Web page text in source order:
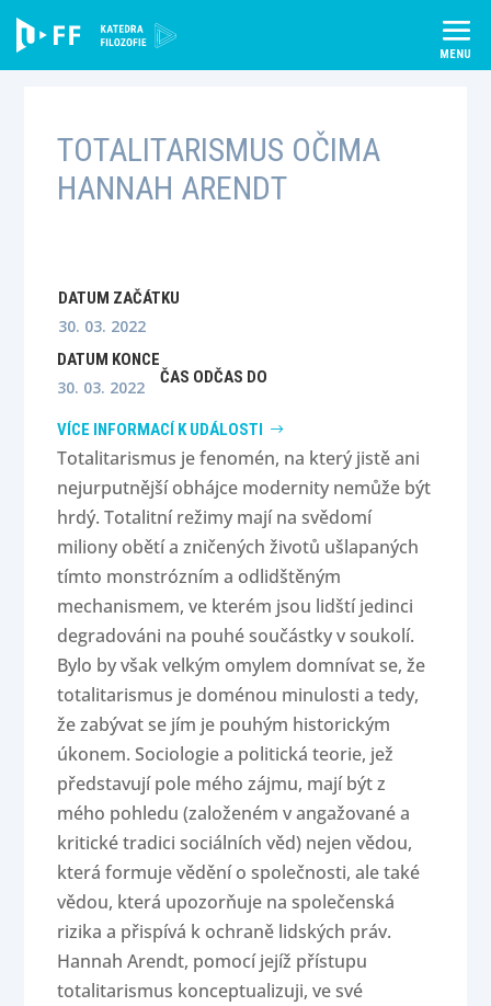
content
TOTALITARISMUS OČIMA
HANNAH ARENDT
DATUM ZAČÁTKU
30. 03. 2022
DATUM KONCE
30. 03. 2022 ČAS ODČAS DO
VÍCE INFORMACÍ K UDÁLOSTI
Totalitarismus je fenomén, na který jistě ani
nejurputnější obhájce modernity nemůže být
hrdý. Totalitní režimy mají na svědomí
miliony obětí a zničených životů ušlapaných
tímto monstrózním a odlidštěným
mechanismem, ve kterém jsou lidští jedinci
degradováni na pouhé součástky v soukolí.
Bylo by však velkým omylem domnívat se, že
totalitarismus je doménou minulosti a tedy,
že zabývat se jím je pouhým historickým
úkonem. Sociologie a politická teorie, jež
představují pole mého zájmu, mají být z
mého pohledu (založeném v angažované a
kritické tradici sociálních věd) nejen vědou,
která formuje vědění o společnosti, ale také
vědou, která upozorňuje na společenská
rizika a přispívá k ochraně lidských práv.
Hannah Arendt, pomocí jejíž přístupu
totalitarismus konceptualizuji, ve své